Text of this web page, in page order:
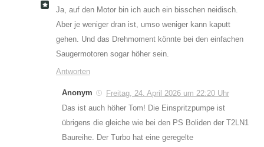
Ja, auf den Motor bin ich auch ein bisschen neidisch.
Aber je weniger dran ist, umso weniger kann kaputt
gehen. Und das Drehmoment könnte bei den einfachen
Saugermotoren sogar höher sein.
Antworten
Anonym
Freitag, 24. April 2026 um 22:20 Uhr
Das ist auch höher Tom! Die Einspritzpumpe ist
übrigens die gleiche wie bei den PS Boliden der T2LN1
Baureihe. Der Turbo hat eine geregelte